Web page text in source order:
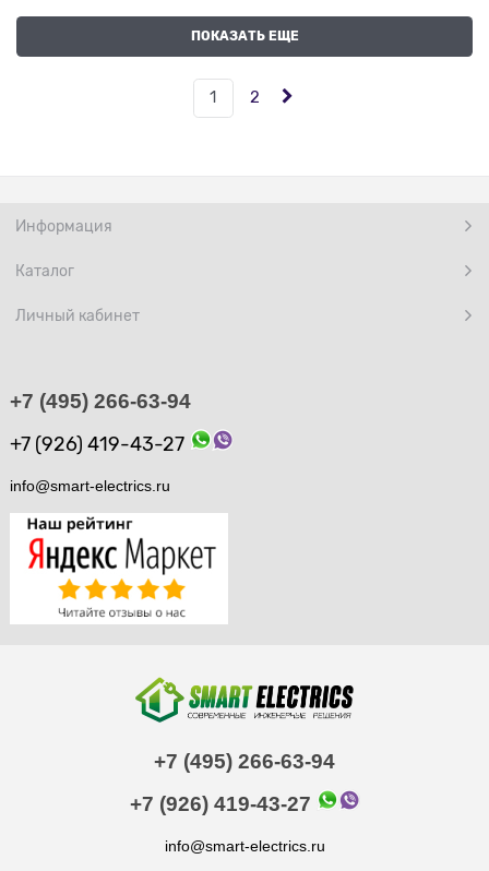
ПОКАЗАТЬ ЕЩЕ
1 2
Информация
Каталог
Личный кабинет
+7 (495) 266-63-94
+7 (926) 419-43-27
info@smart-electrics.ru
+7 (495) 266-63-94
+7 (926) 419-43-27
info@smart-electrics.ru